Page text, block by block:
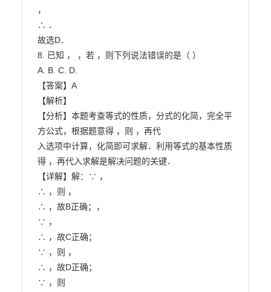
，
∴ ．
故选D．
8. 已知 ， ，若 ，则下列说法错误的是（ ）
A. B. C. D.
【答案】A
【解析】
【分析】本题考查等式的性质，分式的化简，完全平
方公式，根据题意得 ，则 ，再代
入选项中计算，化简即可求解．利用等式的基本性质
得 ，再代入求解是解决问题的关键．
【详解】解：∵ ，
∴ ，则 ，
∴ ，故B正确；，
∵ ，
∴ ，故C正确；
∵ ，则 ，
∴ ，故D正确；
∵ ，则